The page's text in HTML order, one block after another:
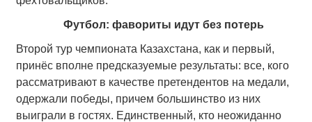
Футбол: фавориты идут без потерь
Второй тур чемпионата Казахстана, как и первый,
принёс вполне предсказуемые результаты: все, кого
рассматривают в качестве претендентов на медали,
одержали победы, причем большинство из них
выиграли в гостях. Единственный, кто неожиданно